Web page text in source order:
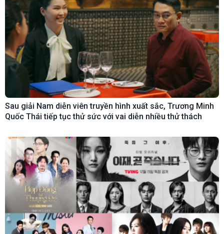
Sau giải Nam diễn viên truyền hình xuất sắc, Trương Minh
Quốc Thái tiếp tục thử sức với vai diễn nhiều thử thách